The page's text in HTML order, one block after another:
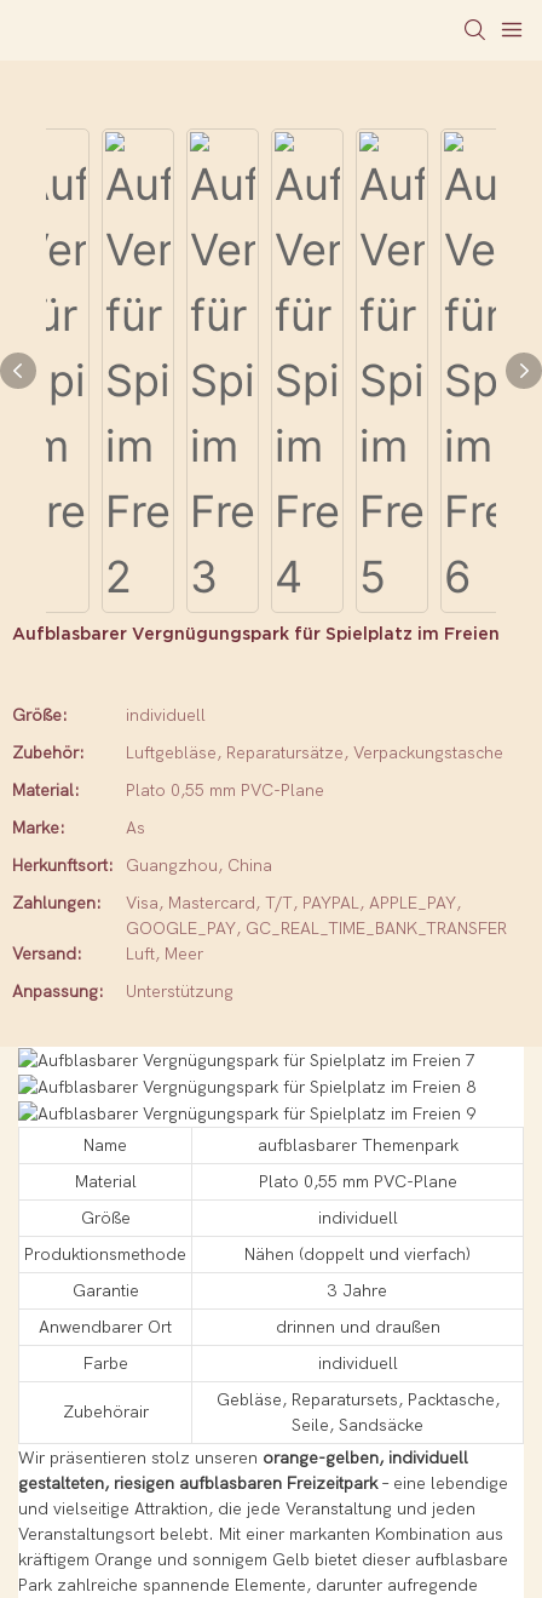
Aufblasbarer Vergnügungspark für Spielplatz im Freien
Größe:
individuell
Zubehör:
Luftgebläse, Reparatursätze, Verpackungstasche
Material:
Plato 0,55 mm PVC-Plane
Marke:
As
Herkunftsort:
Guangzhou, China
Zahlungen:
Visa, Mastercard, T/T, PAYPAL, APPLE_PAY,
GOOGLE_PAY, GC_REAL_TIME_BANK_TRANSFER
Versand:
Luft, Meer
Anpassung:
Unterstützung
Name
aufblasbarer Themenpark
Material
Plato 0,55 mm PVC-Plane
Größe
individuell
Produktionsmethode
Nähen (doppelt und vierfach)
Garantie
3 Jahre
Anwendbarer Ort
drinnen und draußen
Farbe
individuell
Zubehörair
Gebläse, Reparatursets, Packtasche,
Seile, Sandsäcke
Wir präsentieren stolz unseren orange-gelben, individuell
gestalteten, riesigen aufblasbaren Freizeitpark– eine lebendige
und vielseitige Attraktion, die jede Veranstaltung und jeden
Veranstaltungsort belebt. Mit einer markanten Kombination aus
kräftigem Orange und sonnigem Gelb bietet dieser aufblasbare
Park zahlreiche spannende Elemente, darunter aufregende